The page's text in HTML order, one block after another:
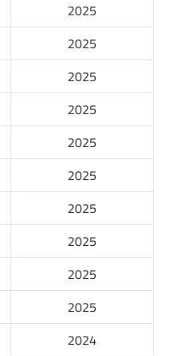
2025
2025
2025
2025
2025
2025
2025
2025
2025
2025
2024